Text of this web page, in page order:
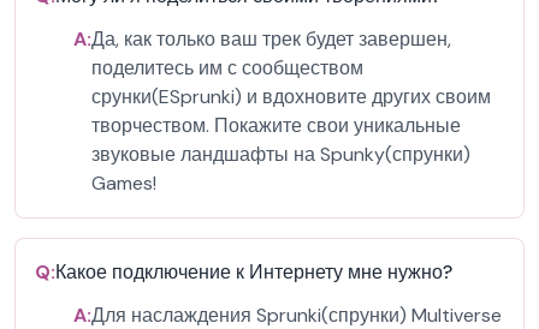
A:Да, как только ваш трек будет завершен,
поделитесь им с сообществом
срунки(ESprunki) и вдохновите других своим
творчеством. Покажите свои уникальные
звуковые ландшафты на Spunky(спрунки)
Games!
Q:Какое подключение к Интернету мне нужно?
A:Для наслаждения Sprunki(спрунки) Multiverse